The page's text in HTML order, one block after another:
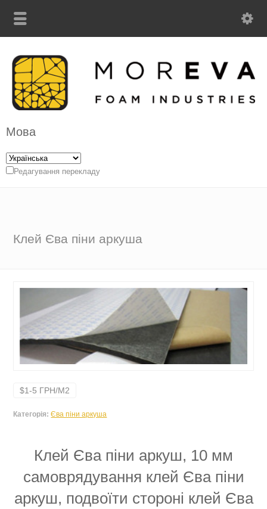
Мова
Редагування перекладу
Клей Єва піни аркуша
$1-5 ГРН/М2
Категорія: Єва піни аркуша
Клей Єва піни аркуш, 10 мм
самоврядування клей Єва піни
аркуш, подвоїти стороні клей Єва